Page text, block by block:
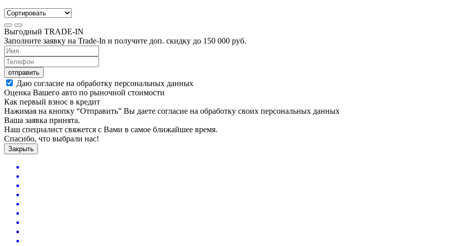
Выгодный TRADE-IN
Заполните заявку на Trade-In и получите доп. скидку до 150 000 руб.
отправить
Даю согласие на обработку персональных данных
Оценка Вашего авто по рыночной стоимости
Как первый взнос в кредит
Нажимая на кнопку “Отправить” Вы даете согласие на обработку своих персональных данных
Ваша заявка принята.
Наш специалист свяжется с Вами в самое ближайшее время.
Спасибо, что выбрали нас!
Закрыть